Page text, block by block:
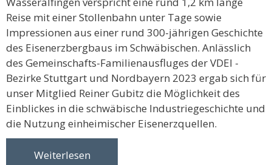
Reise mit einer Stollenbahn unter Tage sowie
Impressionen aus einer rund 300-jährigen Geschichte
des Eisenerzbergbaus im Schwäbischen. Anlässlich
des Gemeinschafts-Familienausfluges der VDEI -
Bezirke Stuttgart und Nordbayern 2023 ergab sich für
unser Mitglied Reiner Gubitz die Möglichkeit des
Einblickes in die schwäbische Industriegeschichte und
die Nutzung einheimischer Eisenerzquellen.
Weiterlesen